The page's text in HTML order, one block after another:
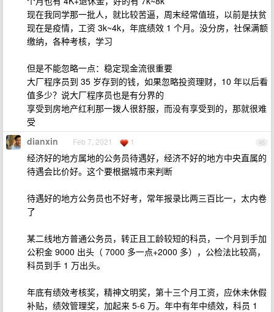
现在我同学那一批人，就比较苦逼，周末经常值班，以前是扶贫
现在是疫情，工资 3k~4k，年底绩效 1 个月。没分房，社保满额
缴纳，各种考核，学习
但是不能忽略一点：稳定现金流很重要
大厂程序员到 35 岁存到的钱，如果忽略投资理财，10 年以后看
值多少？说大厂程序员也是有分界的
享受到房地产红利那一拨人很舒服，而没有享受到的，那就很难
受
45
dianxin Feb 7, 2021 1
经济好的地方属地的公务员待遇好，经济不好的地方中央直属的
待遇会比价好。这个要根据城市来判断
待遇好的地方公务员也不好考，常年报录比两三百比一，太内卷
了
某二线地方普通公务员，转正且工龄较短的科员，一个月到手加
公积金 9000 出头（ 7000 多一点+2000 多），公检法比较高，
科员到手 1 万出头。
年底有绩效考核奖，精神文明奖，第十三个月工资，应休未休假
补贴，绩效管理奖，加起来 5-6 万。年中有年中绩效，科员 1